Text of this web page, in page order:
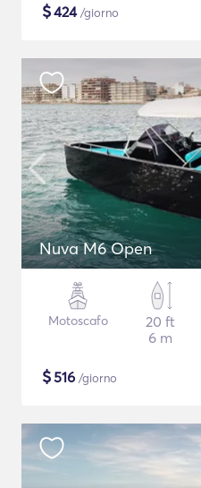
$424/giorno
Nuva M6 Open
Motoscafo
20 ft
6 m
$516 /giorno